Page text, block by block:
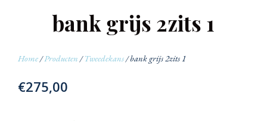
bank grijs 2zits 1
Home/Producten /Tweedekans/ bank grijs 2zits 1
€275,00